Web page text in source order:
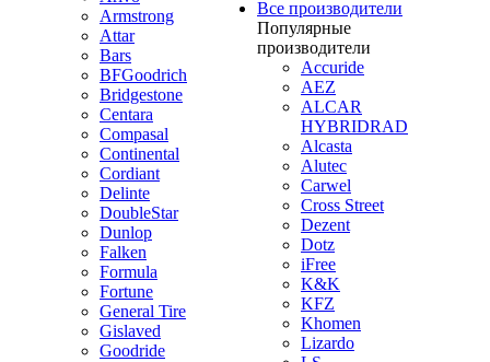
Armstrong
Attar
Bars
BFGoodrich
Bridgestone
Centara
Compasal
Continental
Cordiant
Delinte
DoubleStar
Dunlop
Falken
Formula
Fortune
General Tire
Gislaved
Goodride
Все производители
Популярные
производители
Accuride
AEZ
ALCAR
HYBRIDRAD
Alcasta
Alutec
Carwel
Cross Street
Dezent
Dotz
iFree
K&K
KFZ
Khomen
Lizardo